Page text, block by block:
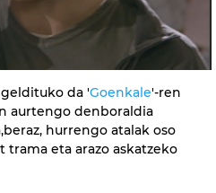
da 'Goenkale'-ren
aurtengo denboraldia
hurrengo atalak oso
eta arazo askatzeko